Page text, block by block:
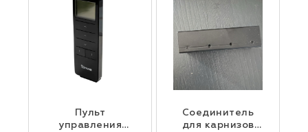
Пульт
управления
Соединитель
для карнизов